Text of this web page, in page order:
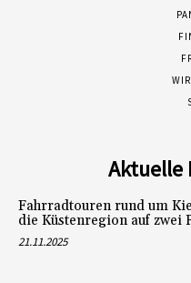
Aktuelle
Fahrradtouren rund um
die Küstenregion auf zwei
21.11.2025